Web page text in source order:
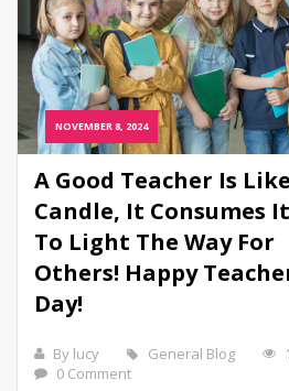
NOVEMBER 8, 2024
A Good Teacher Is
Candle, It Consumes
To Light The Way For
Others! Happy
Day!
By lucy General Blog
0 Comment